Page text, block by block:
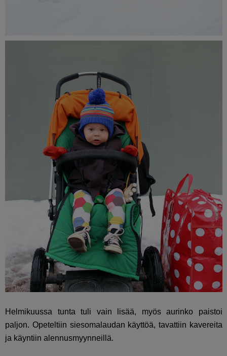
Helmikuussa tunta tuli vain lisää, myös aurinko paistoi
paljon. Opeteltiin siesomalaudan käyttöä, tavattiin kavereita
ja käyntiin alennusmyynneillä.